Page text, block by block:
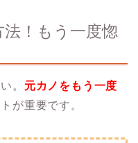
！もう一度惚
。 元カノをもう一度
が重要です。